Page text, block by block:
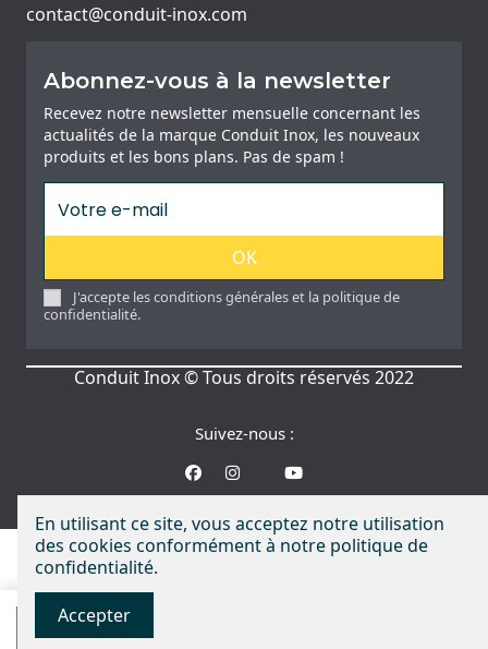
contact@conduit-inox.com
Abonnez-vous à la newsletter
Recevez notre newsletter mensuelle concernant les
actualités de la marque Conduit Inox, les nouveaux
produits et les bons plans. Pas de spam !
OK
J'accepte les conditions générales et la politique de
confidentialité.
Conduit Inox © Tous droits réservés 2022
Suivez-nous :
En utilisant ce site, vous acceptez notre utilisation
des cookies conformément à notre politique de
confidentialité.
Accepter